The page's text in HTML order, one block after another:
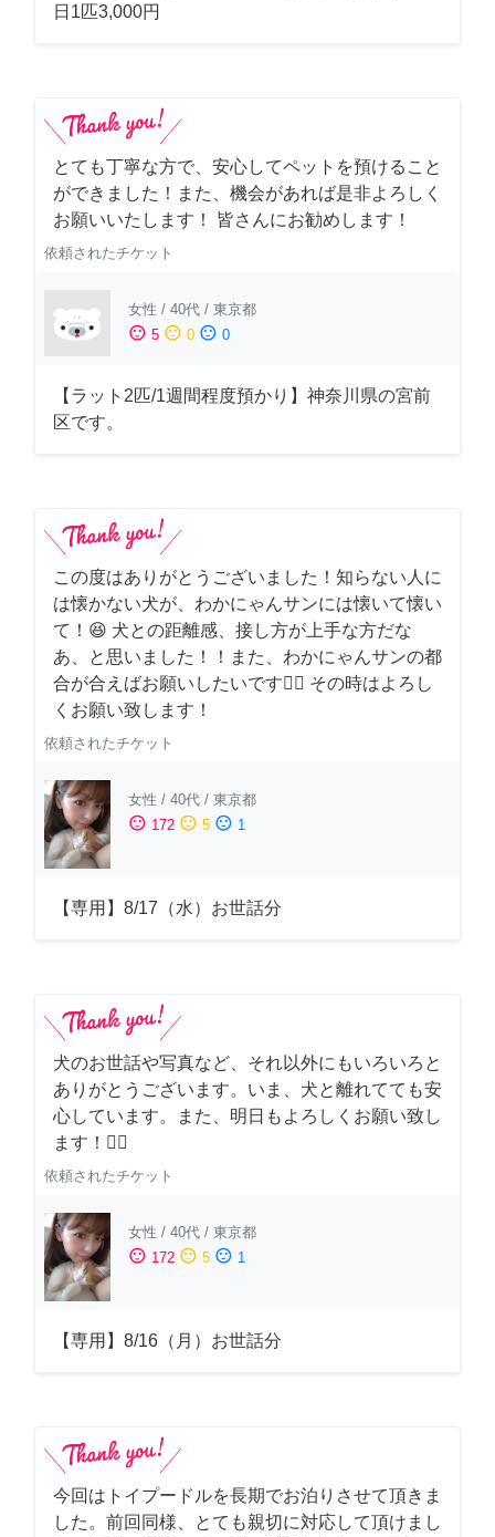
日1匹3,000円
とても丁寧な方で、安心してペットを預けること
ができました！また、機会があれば是非よろしく
お願いいたします！ 皆さんにお勧めします！
依頼されたチケット
女性 / 40代 / 東京都
sentiment_satisfied 5 sentiment_neutral 0 sentiment_dissatisfied 0
【ラット2匹/1週間程度預かり】神奈川県の宮前
区です。
この度はありがとうございました！知らない人に
は懐かない犬が、わかにゃんサンには懐いて懐い
て！😆 犬との距離感、接し方が上手な方だな
あ、と思いました！！また、わかにゃんサンの都
合が合えばお願いしたいです🙇‍♂️ その時はよろし
くお願い致します！
依頼されたチケット
女性 / 40代 / 東京都
sentiment_satisfied 172 sentiment_neutral 5 sentiment_dissatisfied 1
【専用】8/17（水）お世話分
犬のお世話や写真など、それ以外にもいろいろと
ありがとうございます。いま、犬と離れてても安
心しています。また、明日もよろしくお願い致し
ます！🙇‍♂️
依頼されたチケット
女性 / 40代 / 東京都
sentiment_satisfied 172 sentiment_neutral 5 sentiment_dissatisfied 1
【専用】8/16（月）お世話分
今回はトイプードルを長期でお泊りさせて頂きま
した。前回同様、とても親切に対応して頂けまし